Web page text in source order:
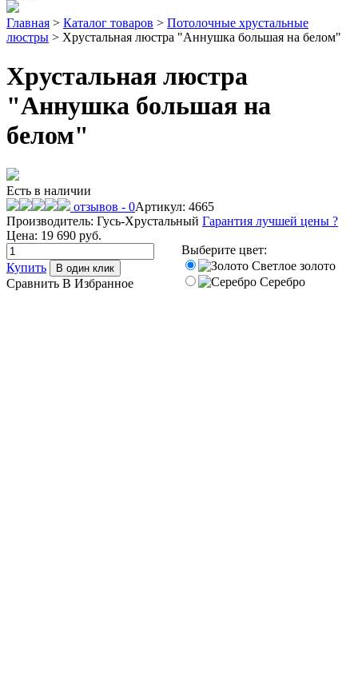
Главная > Каталог товаров > Потолочные хрустальные
люстры > Хрустальная люстра "Аннушка большая на белом"
Хрустальная люстра
"Аннушка большая на
белом"
Есть в наличии
отзывов - 0Артикул: 4665
Производитель: Гусь-Хрустальный Гарантия лучшей цены ?
Цена: 19 690 руб.
Выберите цвет:
Светлое золото
Серебро
Купить В один клик
Сравнить В Избранное